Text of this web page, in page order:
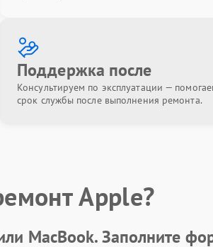
Поддержка после
Консультируем по эксплуатации —
срок службы после выполнения ремонта.
Apple?
MacBook.Заполните